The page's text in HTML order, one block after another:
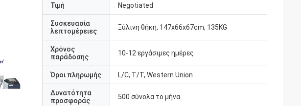
Τιμή Negotiated
Συσκευασία
λεπτομέρειες
Ξύλινη θήκη, 147x66x67cm, 135KG
Χρόνος
παράδοσης
10-12 εργάσιμες ημέρες
Όροι πληρωμής L/C, T/T, Western Union
Δυνατότητα
προσφοράς
500 σύνολα το μήνα